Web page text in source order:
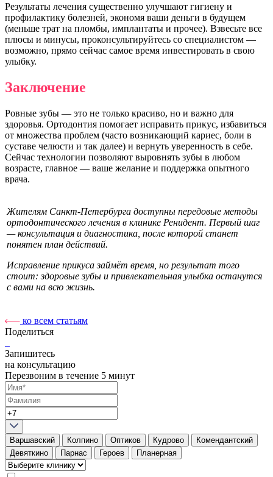
Результаты лечения существенно улучшают гигиену и
профилактику болезней, экономя ваши деньги в будущем
(меньше трат на пломбы, имплантаты и прочее). Взвесьте все
плюсы и минусы, проконсультируйтесь со специалистом —
возможно, прямо сейчас самое время инвестировать в свою
улыбку.
Заключение
Ровные зубы — это не только красиво, но и важно для
здоровья. Ортодонтия помогает исправить прикус, избавиться
от множества проблем (часто возникающий кариес, боли в
суставе челюсти и так далее) и вернуть уверенность в себе.
Сейчас технологии позволяют выровнять зубы в любом
возрасте, главное — ваше желание и поддержка опытного
врача.
Жителям Санкт-Петербурга доступны передовые методы
ортодонтического лечения в клинике Ренидент. Первый шаг
— консультация и диагностика, после которой станет
понятен план действий.
Исправление прикуса займёт время, но результат того
стоит: здоровые зубы и привлекательная улыбка останутся
с вами на всю жизнь.
ко всем статьям
Поделиться
Запишитесь
на консультацию
Перезвоним в течение 5 минут
Варшавский Колпино Оптиков Кудрово
Комендантский
Девяткино
Парнас Героев Планерная